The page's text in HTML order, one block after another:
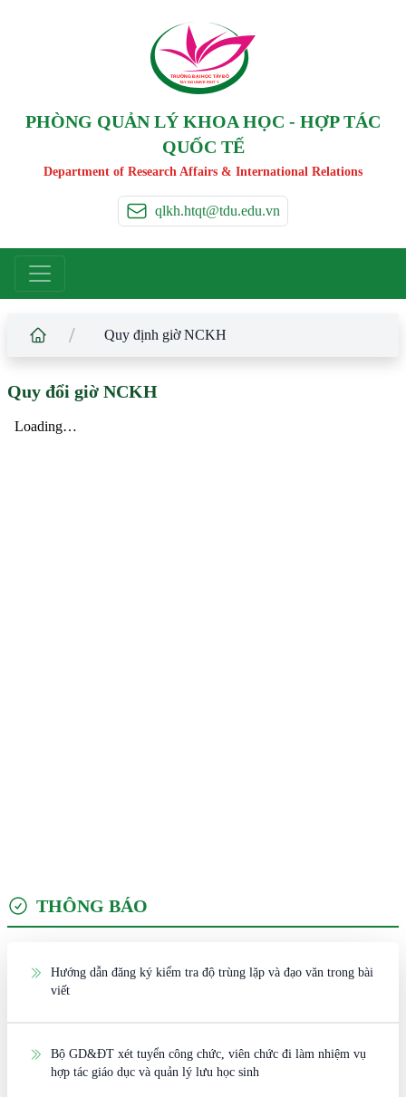
TRƯỜNG ĐẠI HỌC TÂY ĐÔ
TAY DO UNIVERSIT Y
PHÒNG QUẢN LÝ KHOA HỌC - HỢP TÁC
QUỐC TẾ
Department of Research Affairs & International Relations
qlkh.htqt@tdu.edu.vn
/ Quy định giờ NCKH
Quy đổi giờ NCKH
THÔNG BÁO
Hướng dẫn đăng ký kiểm tra độ trùng lặp và đạo văn trong bài
viết
Bộ GD&ĐT xét tuyển công chức, viên chức đi làm nhiệm vụ
hợp tác giáo dục và quản lý lưu học sinh